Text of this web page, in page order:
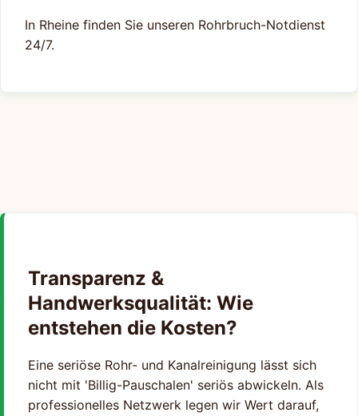
In Rheine finden Sie unseren Rohrbruch-Notdienst
24/7.
Transparenz &
Handwerksqualität: Wie
entstehen die Kosten?
Eine seriöse Rohr- und Kanalreinigung lässt sich
nicht mit 'Billig-Pauschalen' seriös abwickeln. Als
professionelles Netzwerk legen wir Wert darauf,